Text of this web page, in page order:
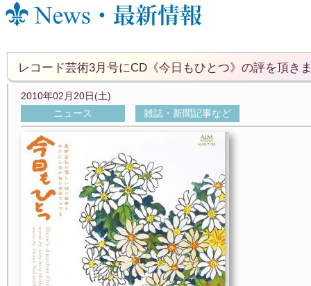
レコード芸術3月号にCD《今日もひとつ》の評を頂き
2010年02月20日(土)
ニュース
雑誌・新聞記事など